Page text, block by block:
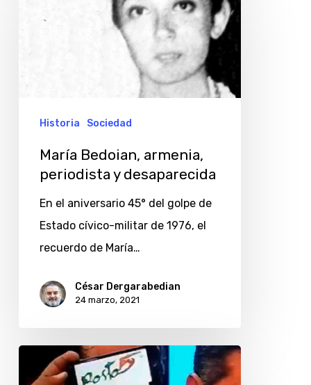
Historia Sociedad
María Bedoian, armenia,
periodista y desaparecida
En el aniversario 45° del golpe de
Estado cívico-militar de 1976, el
recuerdo de María…
César Dergarabedian
24 marzo, 2021
botones